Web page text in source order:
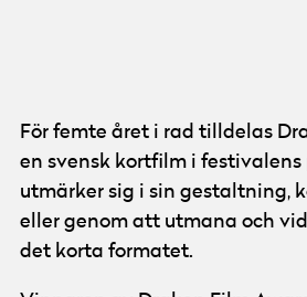
För femte året i rad tilldelas
en svensk kortfilm i festivalens
utmärker sig i sin gestaltning,
eller genom att utmana och
det korta formatet.